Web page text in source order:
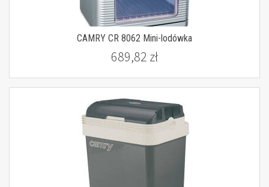
CAMRY CR 8062 Mini-lodówka
689,82 zł